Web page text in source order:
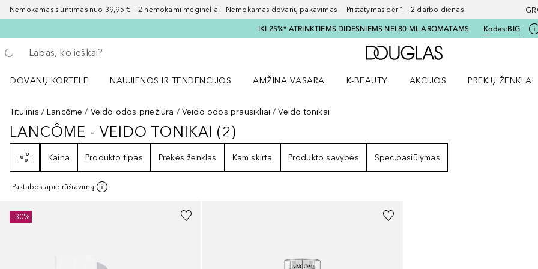
Nemokamas siuntimas nuo 39,95 € 2 nemokami mėginėliai Nemokamas dovanų pakavimas Pristatymas per 1 - 2 darbo dienas
IKI 25%* ATRINKTIEMS DIDESNIEMS NEI 80 ML AROMATAMS Kodas:BIG
Grįžk atgal
Vykdykite paiešką
Į Douglas pagrindinį
DOVANŲ KORTELĖ
NAUJIENOS IR TENDENCIJOS
AMŽINA VASARA
K-BEAUTY
AKCIJOS
PREKIŲ ŽENKLAI
Titulinis
Lancôme Veido odos priežiūra Veido odos prausikliai Veido tonikai
LANCÔME - VEIDO TONIKAI2REZULTATAI
LANCÔME - VEIDO TONIKAI (2)
Kaina
Produkto tipas Prekės ženklas Kam skirta Produkto savybės Spec.pasiūlymas
Pastabos apie rūšiavimą
-30%